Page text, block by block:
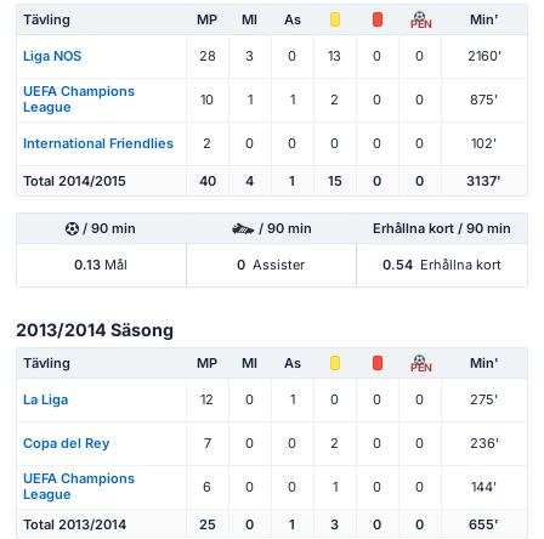
Tävling MP Ml As PEN Min'
Liga NOS 28 3 0 13 0 0 2160'
UEFA Champions
League
10 1 1 2 0 0 875'
International Friendlies 2 0 0 0 0 0 102'
Total 2014/2015 40 4 1 15 0 0 3137'
/ 90 min / 90 min Erhållna kort / 90 min
0.13 Mål 0 Assister 0.54 Erhållna kort
2013/2014 Säsong
Tävling MP Ml As PEN Min'
La Liga 12 0 1 0 0 0 275'
Copa del Rey 7 0 0 2 0 0 236'
UEFA Champions
League
6 0 0 1 0 0 144'
Total 2013/2014 25 0 1 3 0 0 655'